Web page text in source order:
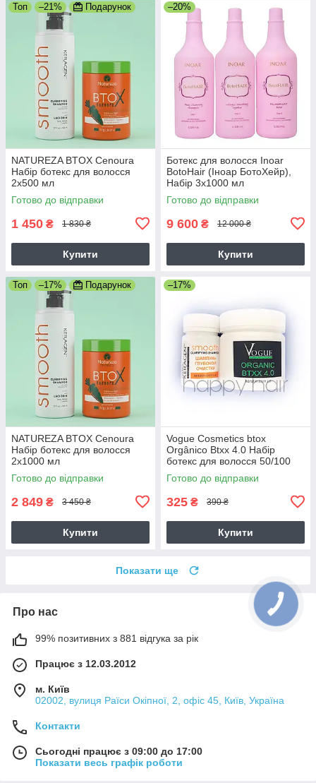
Топ –21% Подарунок
NATUREZA BTOX Cenoura
Набір ботекс для волосся
2х500 мл
Готово до відправки
1 450 ₴ 1 830 ₴
Купити
–20%
Ботекс для волосся Inoar
BotoHair (Іноар БотоХейр),
Набір 3х1000 мл
Готово до відправки
9 600 ₴ 12 000 ₴
Купити
Топ –17% Подарунок
NATUREZA BTOX Cenoura
Набір ботекс для волосся
2х1000 мл
Готово до відправки
2 849 ₴ 3 450 ₴
Купити
–17%
Vogue Cosmetics btox
Orgânico Btxx 4.0 Набір
ботекс для волосся 50/100
мл
Готово до відправки
325 ₴ 390 ₴
Купити
Показати ще
Про нас
99% позитивних з 881 відгука за рік
Працює з 12.03.2012
м. Київ
02002, вулиця Раїси Окіпної, 2, офіс 45, Київ, Україна
Контакти
Сьогодні працює з 09:00 до 17:00
Показати весь графік роботи